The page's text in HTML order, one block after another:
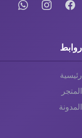
روابط
رئيسية
المتجر
المدونة